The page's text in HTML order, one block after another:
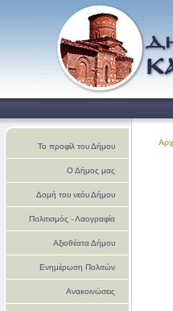
Το προφίλ του Δήμου
Ο Δήμος μας
Δομή του νεόυ Δήμου
Πολιτισμός - Λαογραφία
Αξιοθέατα Δήμου
Ενημέρωση Πολιτών
Ανακοινώσεις